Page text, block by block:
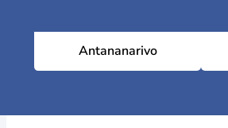
Antananarivo